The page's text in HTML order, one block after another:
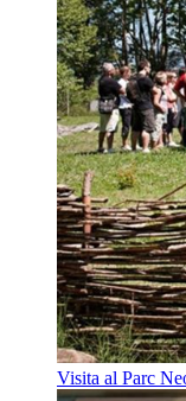
Visita al Parc